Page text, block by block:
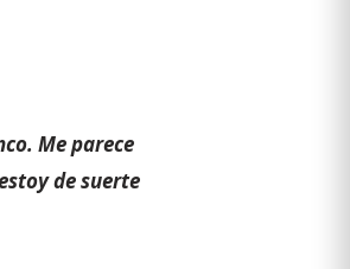
Me parece
de suerte